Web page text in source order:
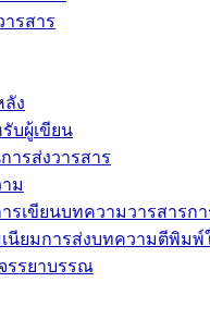
ารสาร
ง
บผู้เขียน
ารส่งวารสาร
ม
รเขียนบทความวารสารก
นียมการส่งบทความตีพิมพ์
รรยาบรรณ